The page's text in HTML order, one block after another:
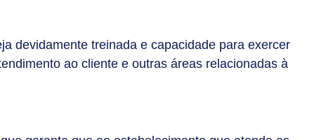
devidamente treinada e capacidade para exercer
ao cliente e outras áreas relacionadas à